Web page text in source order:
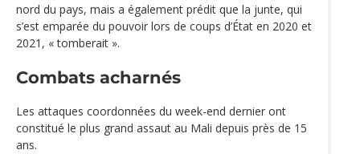
nord du pays, mais a également prédit que la junte, qui
s’est emparée du pouvoir lors de coups d’État en 2020 et
2021, « tomberait ».
Combats acharnés
Les attaques coordonnées du week-end dernier ont
constitué le plus grand assaut au Mali depuis près de 15
ans.